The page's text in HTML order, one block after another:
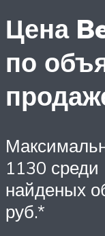
Цена
по
1130 среди
найденых
руб.*